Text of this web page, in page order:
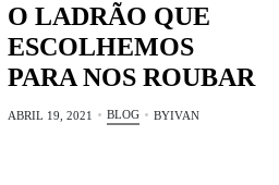
O LADRÃO QUE
ESCOLHEMOS
PARA NOS ROUBAR
ABRIL 19, 2021 BLOG BYIVAN